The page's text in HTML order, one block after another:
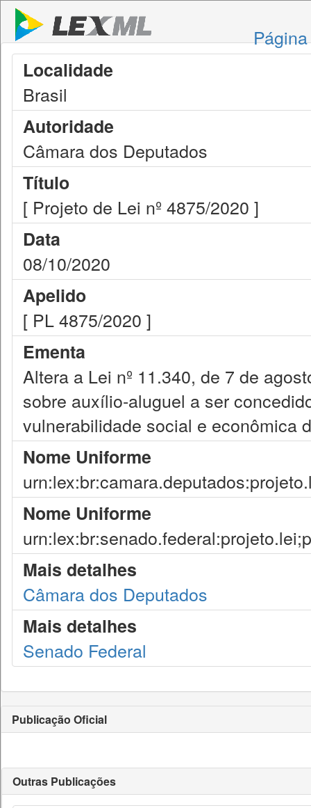
Localidade
Brasil
Autoridade
Câmara dos Deputados
Título
[ Projeto de Lei nº 4875/2020 ]
Data
08/10/2020
Apelido
[ PL 4875/2020 ]
Ementa
Altera a Lei nº 11.340, de 7 de
sobre auxílio-aluguel a ser
vulnerabilidade social e econômica
Nome Uniforme
Nome Uniforme
Mais detalhes
Câmara dos Deputados
Mais detalhes
Senado Federal
Publicação Oficial
Outras Publicações